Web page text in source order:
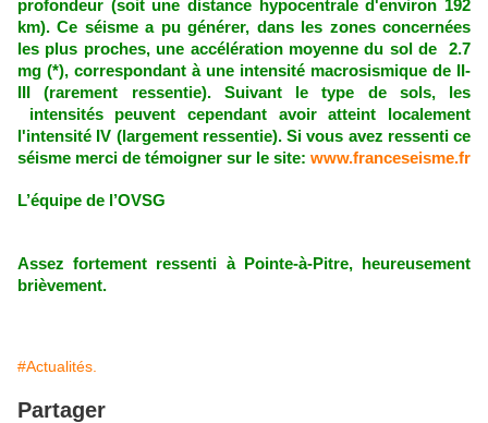
profondeur (soit une distance hypocentrale d'environ 192
km). Ce séisme a pu générer, dans les zones concernées
les plus proches, une accélération moyenne du sol de 2.7
mg (*), correspondant à une intensité macrosismique de II-
III (rarement ressentie). Suivant le type de sols, les
intensités peuvent cependant avoir atteint localement
l'intensité IV (largement ressentie). Si vous avez ressenti ce
séisme merci de témoigner sur le site: www.franceseisme.fr
L’équipe de l’OVSG
Assez fortement ressenti à Pointe-à-Pitre, heureusement
brièvement.
#Actualités.
Partager